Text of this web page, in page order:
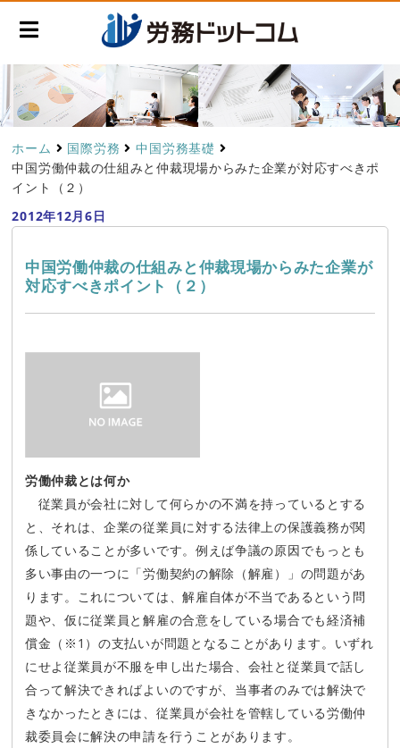
ホーム 国際労務
中国労務基礎
中国労働仲裁の仕組みと仲裁現場からみた企業が対応すべきポ
イント（２）
2012年12月6日
中国労働仲裁の仕組みと仲裁現場からみた企業が
対応すべきポイント（２）
労働仲裁とは何か
従業員が会社に対して何らかの不満を持っているとする
と、それは、企業の従業員に対する法律上の保護義務が関
係していることが多いです。例えば争議の原因でもっとも
多い事由の一つに「労働契約の解除（解雇）」の問題があ
ります。これについては、解雇自体が不当であるという問
題や、仮に従業員と解雇の合意をしている場合でも経済補
償金（※1）の支払いが問題となることがあります。いずれ
にせよ従業員が不服を申し出た場合、会社と従業員で話し
合って解決できればよいのですが、当事者のみでは解決で
きなかったときには、従業員が会社を管轄している労働仲
裁委員会に解決の申請を行うことがあります。